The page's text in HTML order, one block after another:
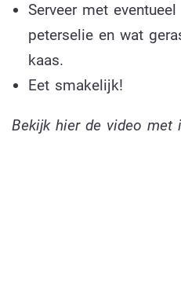
Serveer met
peterselie en wat
kaas.
Eet smakelijk!
Bekijk hier de video met